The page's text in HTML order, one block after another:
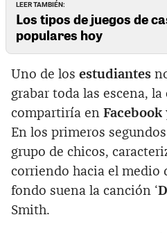
LEER TAMBIÉN:
Los tipos de juegos de
populares hoy
Uno de los estudiantes
grabar toda las escena,
compartiría en Facebook
En los primeros segundos
grupo de chicos,
corriendo hacia el medio
fondo suena la canción ‘
Smith.